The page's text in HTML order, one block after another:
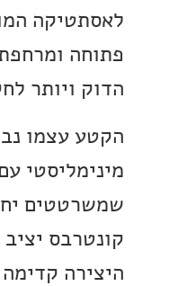
המוכרת
ומרחפת יותר,
ויותר לחקירה של
עצמו נבנה
עם שילוב
יחדיו
יציב ותופים
קדימה בפולסים